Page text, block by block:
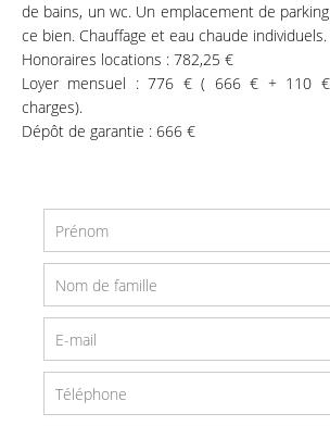
de bains, un wc. Un emplacement de
ce bien. Chauffage et eau chaude individuels.
Honoraires locations : 782,25 €
Loyer mensuel : 776 € ( 666 € + 110
charges).
Dépôt de garantie : 666 €